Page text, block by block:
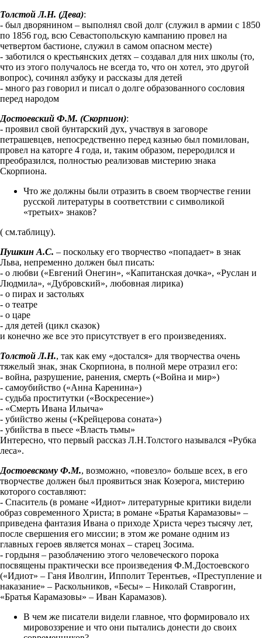
Толстой Л.Н. (Дева):
- был дворянином – выполнял свой долг (служил в армии с 1850
по 1856 год, всю Севастопольскую кампанию провел на
четвертом бастионе, служил в самом опасном месте)
- заботился о крестьянских детях – создавал для них школы (то,
что из этого получалось не всегда то, что он хотел, это другой
вопрос), сочинял азбуку и рассказы для детей
- много раз говорил и писал о долге образованного сословия
перед народом
Достоевский Ф.М. (Скорпион):
- проявил свой бунтарский дух, участвуя в заговоре
петрашевцев, непосредственно перед казнью был помилован,
провел на каторге 4 года, и, таким образом, переродился и
преобразился, полностью реализовав мистерию знака
Скорпиона.
Что же должны были отразить в своем творчестве гении
русской литературы в соответствии с символикой
«третьих» знаков?
( см.таблицу).
Пушкин А.С. – поскольку его творчество «попадает» в знак
Льва, непременно должен был писать:
- о любви («Евгений Онегин», «Капитанская дочка», «Руслан и
Людмила», «Дубровский», любовная лирика)
- о пирах и застольях
- о театре
- о царе
- для детей (цикл сказок)
и конечно же все это присутствует в его произведениях.
Толстой Л.Н., так как ему «достался» для творчества очень
тяжелый знак, знак Скорпиона, в полной мере отразил его:
- война, разрушение, ранения, смерть («Война и мир»)
- самоубийство («Анна Каренина»)
- судьба проститутки («Воскресение»)
- «Смерть Ивана Ильича»
- убийство жены («Крейцерова соната»)
- убийства в пьесе «Власть тьмы»
Интересно, что первый рассказ Л.Н.Толстого назывался «Рубка
леса».
Достоевскому Ф.М., возможно, «повезло» больше всех, в его
творчестве должен был проявиться знак Козерога, мистерию
которого составляют:
- Спаситель (в романе «Идиот» литературные критики видели
образ современного Христа; в романе «Братья Карамазовы» –
приведена фантазия Ивана о приходе Христа через тысячу лет,
после свершения его миссии; в этом же романе одним из
главных героев является монах – старец Зосима.
- гордыня – разоблачению этого человеческого порока
посвящены практически все произведения Ф.М.Достоевского
(«Идиот» – Ганя Иволгин, Ипполит Терентьев, «Преступление и
наказание» – Раскольников, «Бесы» – Николай Ставрогин,
«Братья Карамазовы» – Иван Карамазов).
В чем же писатели видели главное, что формировало их
мировоззрение и что они пытались донести до своих